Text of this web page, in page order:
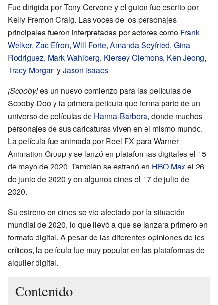
Fue dirigida por Tony Cervone y el guion fue escrito por
Kelly Fremon Craig. Las voces de los personajes
principales fueron interpretadas por actores como Frank
Welker, Zac Efron, Will Forte, Amanda Seyfried, Gina
Rodriguez, Mark Wahlberg, Kiersey Clemons, Ken Jeong,
Tracy Morgan yJason Isaacs.
¡Scooby!es un nuevo comienzo para las películas de
Scooby-Doo y la primera película que forma parte de un
universo de películas de Hanna-Barbera, donde muchos
personajes de sus caricaturas viven en el mismo mundo.
La película fue animada por Reel FX para Warner
Animation Group y se lanzó en plataformas digitales el 15
de mayo de 2020. También se estrenó en HBO Maxel 26
de junio de 2020 y en algunos cines el 17 de julio de
2020.
Su estreno en cines se vio afectado por la situación
mundial de 2020, lo que llevó a que se lanzara primero en
formato digital. A pesar de las diferentes opiniones de los
críticos, la película fue muy popular en las plataformas de
alquiler digital.
Contenido